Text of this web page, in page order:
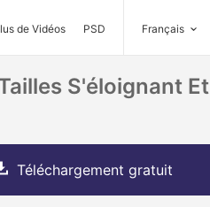
de Vidéos PSD Français
S'éloignant Et
Téléchargement gratuit